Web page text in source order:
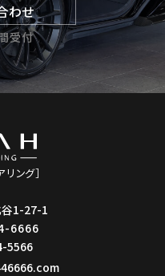
わせ
受付
リング］
1-27-1
6666
5566